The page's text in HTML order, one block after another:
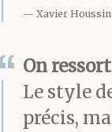
avec
les
de
Xavier Houssin
On
Le style
précis,